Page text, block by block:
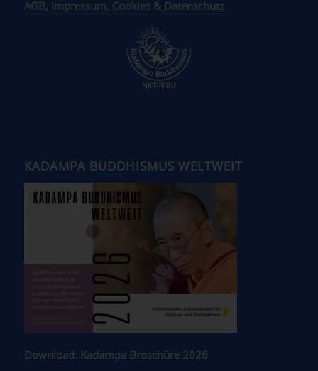
AGB , Impressum, Cookies& Datenschutz
KADAMPA BUDDHISMUS WELTWEIT
Download: Kadampa Broschüre 2026